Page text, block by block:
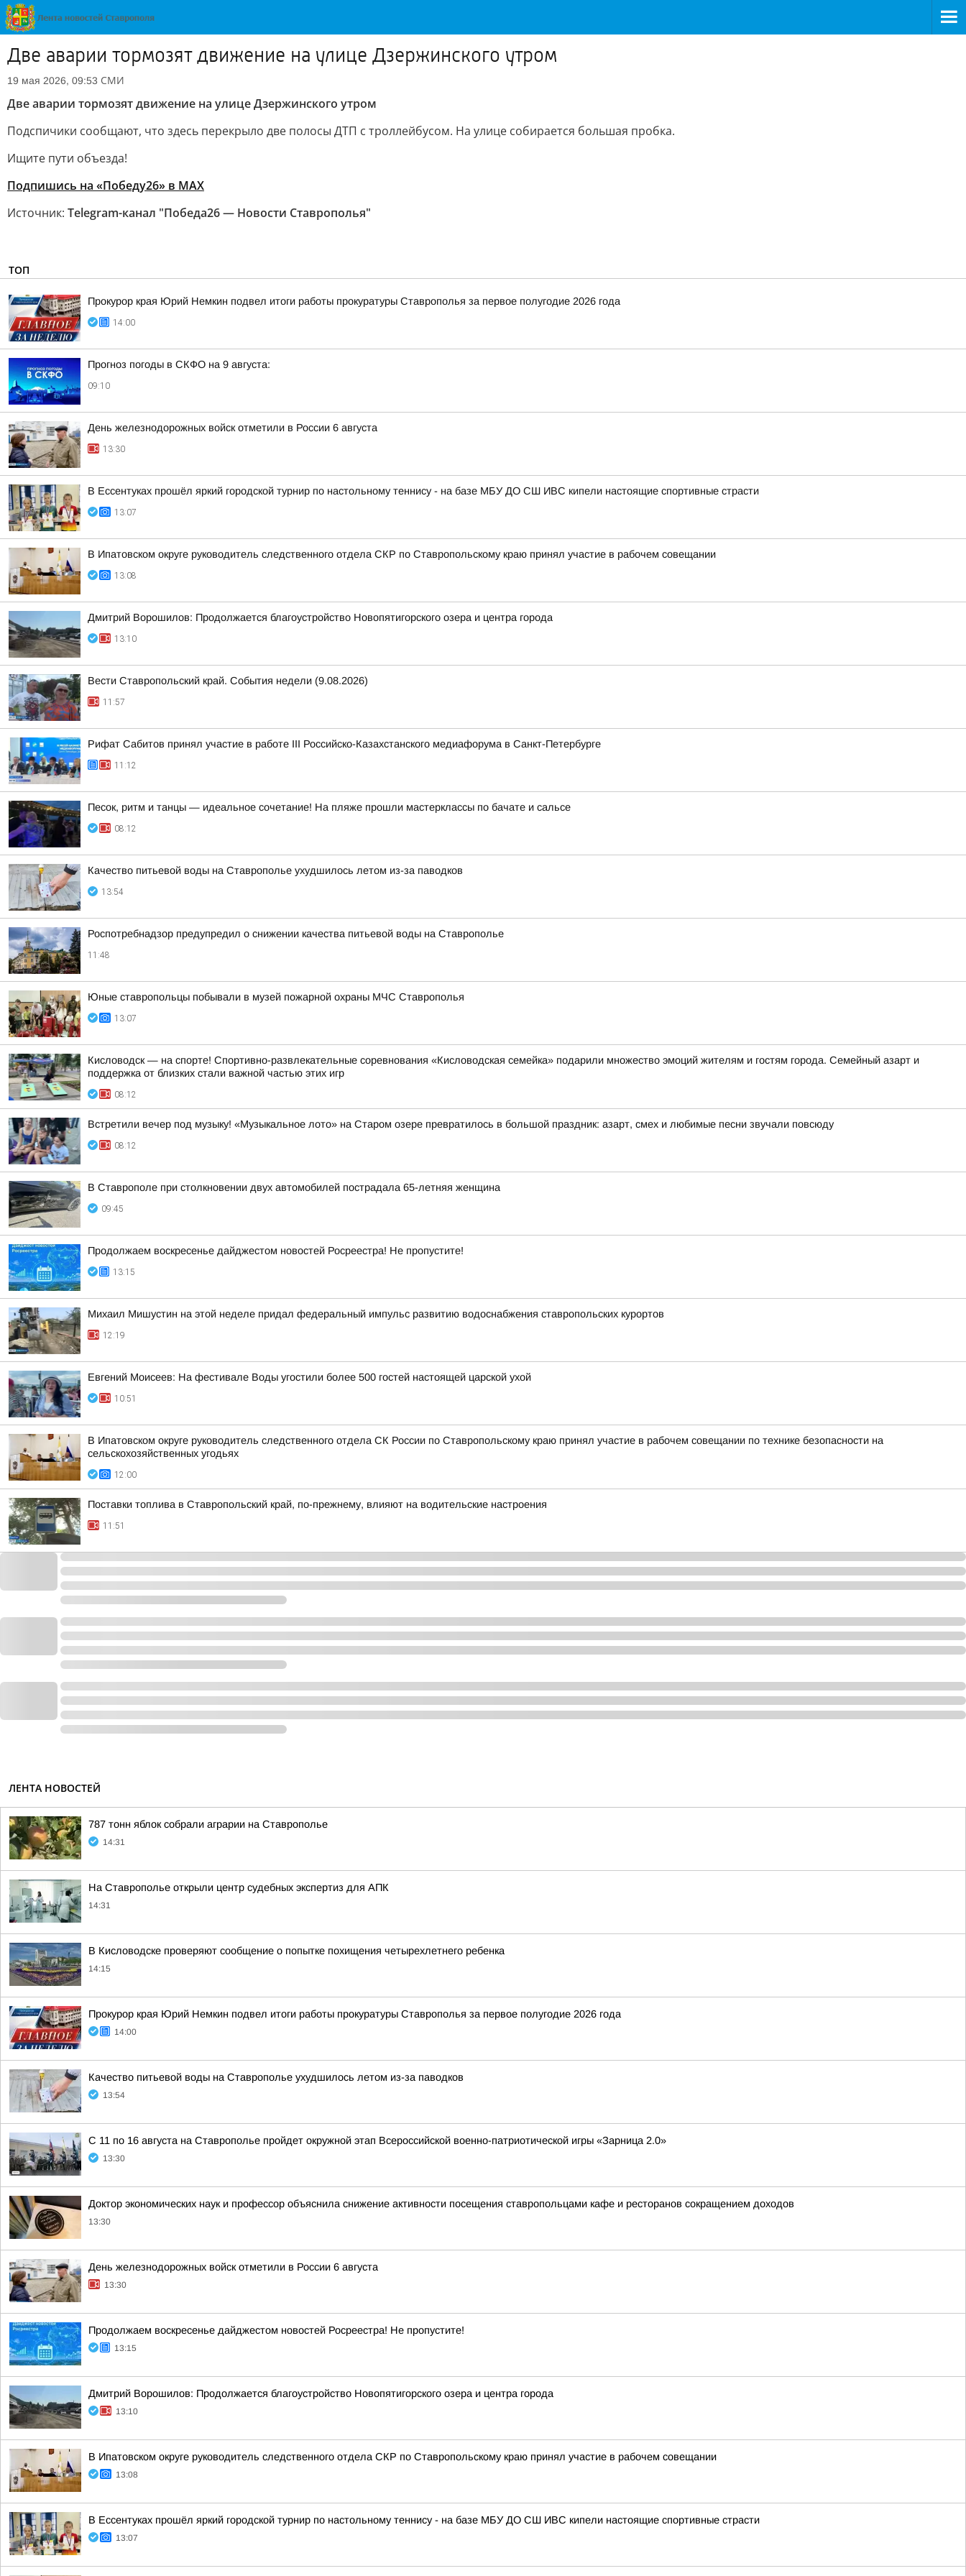
Две аварии тормозят движение на улице Дзержинского утром
19 мая 2026, 09:53 СМИ
Две аварии тормозят движение на улице Дзержинского утром
Подспичики сообщают, что здесь перекрыло две полосы ДТП с троллейбусом. На улице собирается большая пробка.
Ищите пути объезда!
Подпишись на «Победу26» в MAX
Источник: Telegram-канал "Победа26 — Новости Ставрополья"
ТОП
Прокурор края Юрий Немкин подвел итоги работы прокуратуры Ставрополья за первое полугодие 2026 года
14:00
Прогноз погоды в СКФО на 9 августа:
09:10
День железнодорожных войск отметили в России 6 августа
13:30
В Ессентуках прошёл яркий городской турнир по настольному теннису - на базе МБУ ДО СШ ИВС кипели настоящие спортивные страсти
13:07
В Ипатовском округе руководитель следственного отдела СКР по Ставропольскому краю принял участие в рабочем совещании
13:08
Дмитрий Ворошилов: Продолжается благоустройство Новопятигорского озера и центра города
13:10
Вести Ставропольский край. События недели (9.08.2026)
11:57
Рифат Сабитов принял участие в работе III Российско-Казахстанского медиафорума в Санкт-Петербурге
11:12
Песок, ритм и танцы — идеальное сочетание! На пляже прошли мастерклассы по бачате и сальсе
08:12
Качество питьевой воды на Ставрополье ухудшилось летом из-за паводков
13:54
Роспотребнадзор предупредил о снижении качества питьевой воды на Ставрополье
11:48
Юные ставропольцы побывали в музей пожарной охраны МЧС Ставрополья
13:07
Кисловодск — на спорте! Спортивно-развлекательные соревнования «Кисловодская семейка» подарили множество эмоций жителям и гостям города. Семейный азарт и
поддержка от близких стали важной частью этих игр
08:12
Встретили вечер под музыку! «Музыкальное лото» на Старом озере превратилось в большой праздник: азарт, смех и любимые песни звучали повсюду
08:12
В Ставрополе при столкновении двух автомобилей пострадала 65-летняя женщина
09:45
Продолжаем воскресенье дайджестом новостей Росреестра! Не пропустите!
13:15
Михаил Мишустин на этой неделе придал федеральный импульс развитию водоснабжения ставропольских курортов
12:19
Евгений Моисеев: На фестивале Воды угостили более 500 гостей настоящей царской ухой
10:51
В Ипатовском округе руководитель следственного отдела СК России по Ставропольскому краю принял участие в рабочем совещании по технике безопасности на
сельскохозяйственных угодьях
12:00
Поставки топлива в Ставропольский край, по-прежнему, влияют на водительские настроения
11:51
ЛЕНТА НОВОСТЕЙ
787 тонн яблок собрали аграрии на Ставрополье
14:31
На Ставрополье открыли центр судебных экспертиз для АПК
14:31
В Кисловодске проверяют сообщение о попытке похищения четырехлетнего ребенка
14:15
Прокурор края Юрий Немкин подвел итоги работы прокуратуры Ставрополья за первое полугодие 2026 года
14:00
Качество питьевой воды на Ставрополье ухудшилось летом из-за паводков
13:54
С 11 по 16 августа на Ставрополье пройдет окружной этап Всероссийской военно-патриотической игры «Зарница 2.0»
13:30
Доктор экономических наук и профессор объяснила снижение активности посещения ставропольцами кафе и ресторанов сокращением доходов
13:30
День железнодорожных войск отметили в России 6 августа
13:30
Продолжаем воскресенье дайджестом новостей Росреестра! Не пропустите!
13:15
Дмитрий Ворошилов: Продолжается благоустройство Новопятигорского озера и центра города
13:10
В Ипатовском округе руководитель следственного отдела СКР по Ставропольскому краю принял участие в рабочем совещании
13:08
В Ессентуках прошёл яркий городской турнир по настольному теннису - на базе МБУ ДО СШ ИВС кипели настоящие спортивные страсти
13:07